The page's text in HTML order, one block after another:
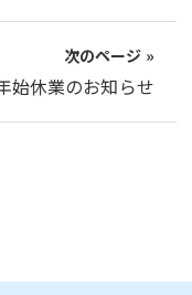
次のページ »
始休業のお知らせ